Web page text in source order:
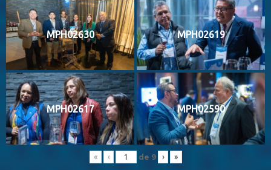
MPH02630 MPH02619
MPH02617 MPH02590
« ‹ de 9 › »